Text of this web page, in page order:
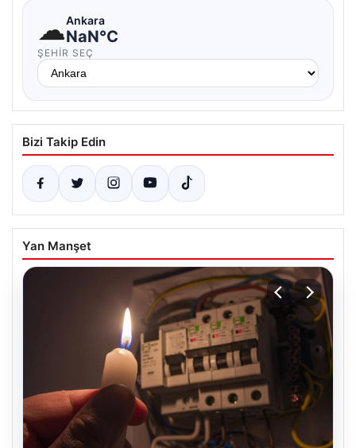
☁Ankara
NaN°C
ŞEHIR SEÇ
Bizi Takip Edin
Yan Manşet